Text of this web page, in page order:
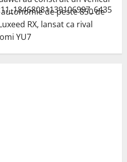
de peste 850 de
RX, lansat ca rival
YU7